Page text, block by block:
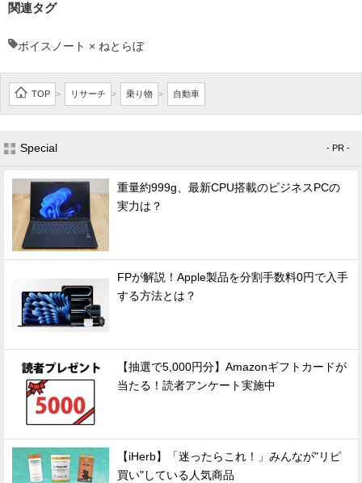
関連タグ
ボイスノート × ねとらぼ
TOP > リサーチ > 乗り物 > 自動車
Special - PR -
重量約999g、最新CPU搭載のビジネスPCの
実力は？
FPが解説！Apple製品を分割手数料0円で入手
する方法とは？
【抽選で5,000円分】Amazonギフトカードが
当たる！読者アンケート実施中
【iHerb】「迷ったらこれ！」みんなが"リピ
買い"している人気商品